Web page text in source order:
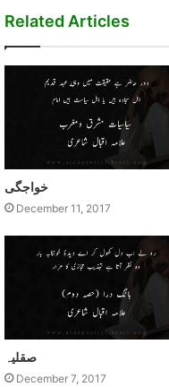
Related Articles
خواجگی
December 11, 2017
صقليہ
December 7, 2017